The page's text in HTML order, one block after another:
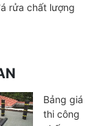
rửa chất lượng
Bảng giá
thi công